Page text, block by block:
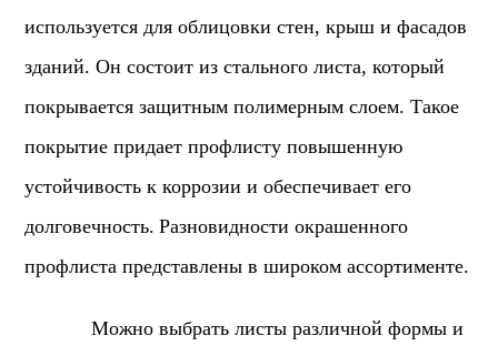
используется для облицовки стен, крыш и фасадов
зданий. Он состоит из стального листа, который
покрывается защитным полимерным слоем. Такое
покрытие придает профлисту повышенную
устойчивость к коррозии и обеспечивает его
долговечность. Разновидности окрашенного
профлиста представлены в широком ассортименте.
Можно выбрать листы различной формы и